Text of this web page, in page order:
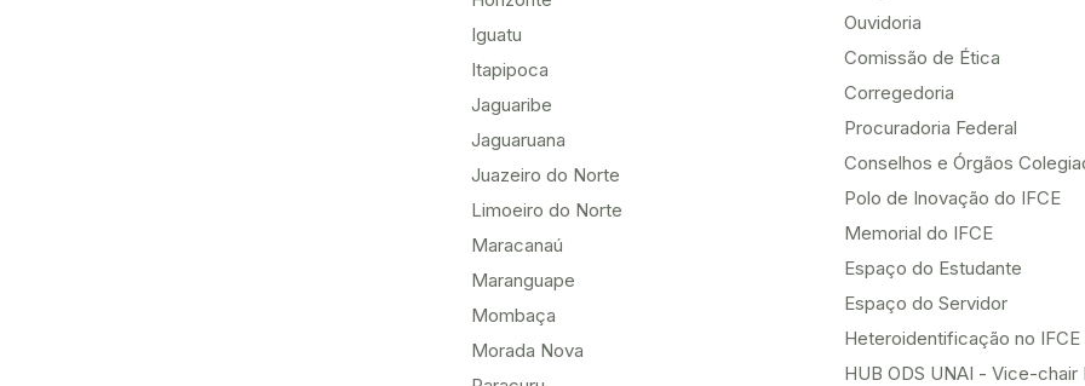
Iguatu
Itapipoca
Jaguaribe
Jaguaruana
Juazeiro do Norte
Limoeiro do Norte
Maracanaú
Maranguape
Mombaça
Morada Nova
Ouvidoria
Comissão de Ética
Corregedoria
Procuradoria Federal
Conselhos e Órgãos
Polo de Inovação do IFCE
Memorial do IFCE
Espaço do Estudante
Espaço do Servidor
Heteroidentificação no IFCE
HUB ODS UNAI - Vice-chair